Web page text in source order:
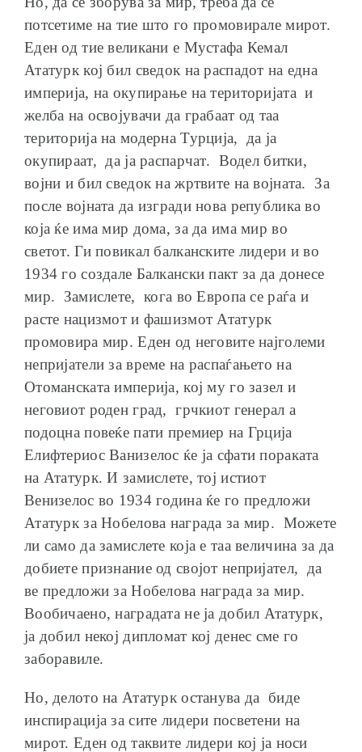
потсетиме на тие што го промовирале мирот.
Еден од тие великани е Мустафа Кемал
Ататурк кој бил сведок на распадот на една
империја, на окупирање на територијата и
желба на освојувачи да грабаат од таа
територија на модерна Турција, да ја
окупираат, да ја распарчат. Водел битки,
војни и бил сведок на жртвите на војната. За
после војната да изгради нова република во
која ќе има мир дома, за да има мир во
светот. Ги повикал балканските лидери и во
1934 го создале Балкански пакт за да донесе
мир. Замислете, кога во Европа се раѓа и
расте нацизмот и фашизмот Ататурк
промовира мир. Еден од неговите најголеми
непријатели за време на распаѓањето на
Отоманската империја, кој му го зазел и
неговиот роден град, грчкиот генерал а
подоцна повеќе пати премиер на Грција
Елифтериос Ванизелос ќе ја сфати пораката
на Ататурк. И замислете, тој истиот
Венизелос во 1934 година ќе го предложи
Ататурк за Нобелова награда за мир. Можете
ли само да замислете која е таа величина за да
добиете признание од својот непријател, да
ве предложи за Нобелова награда за мир.
Вообичаено, наградата не ја добил Ататурк,
ја добил некој дипломат кој денес сме го
заборавиле.
Но, делото на Ататурк останува да биде
инспирација за сите лидери посветени на
мирот. Еден од таквите лидери кој ја носи